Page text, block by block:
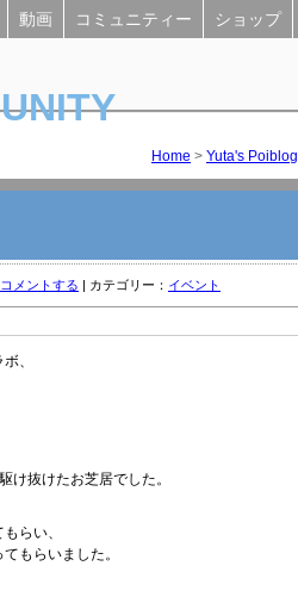
動画 コミュニティー ショップ
Home > Yuta's Poiblog
コメントする | カテゴリー： イベント
、
け抜けたお芝居でした。
らい、
もらいました。